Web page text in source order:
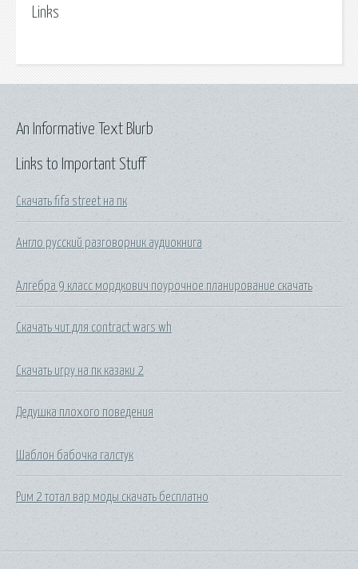
Links
Links to Important Stuff
Скачать fifa street на пк
Англо русский разговорник аудиокнига
Алгебра 9 класс мордкович поурочное планирование скачать
Скачать чит для contract wars wh
Скачать игру на пк казаки 2
Дедушка плохого поведения
Шаблон бабочка галстук
Рим 2 тотал вар моды скачать бесплатно
An Informative Text Blurb